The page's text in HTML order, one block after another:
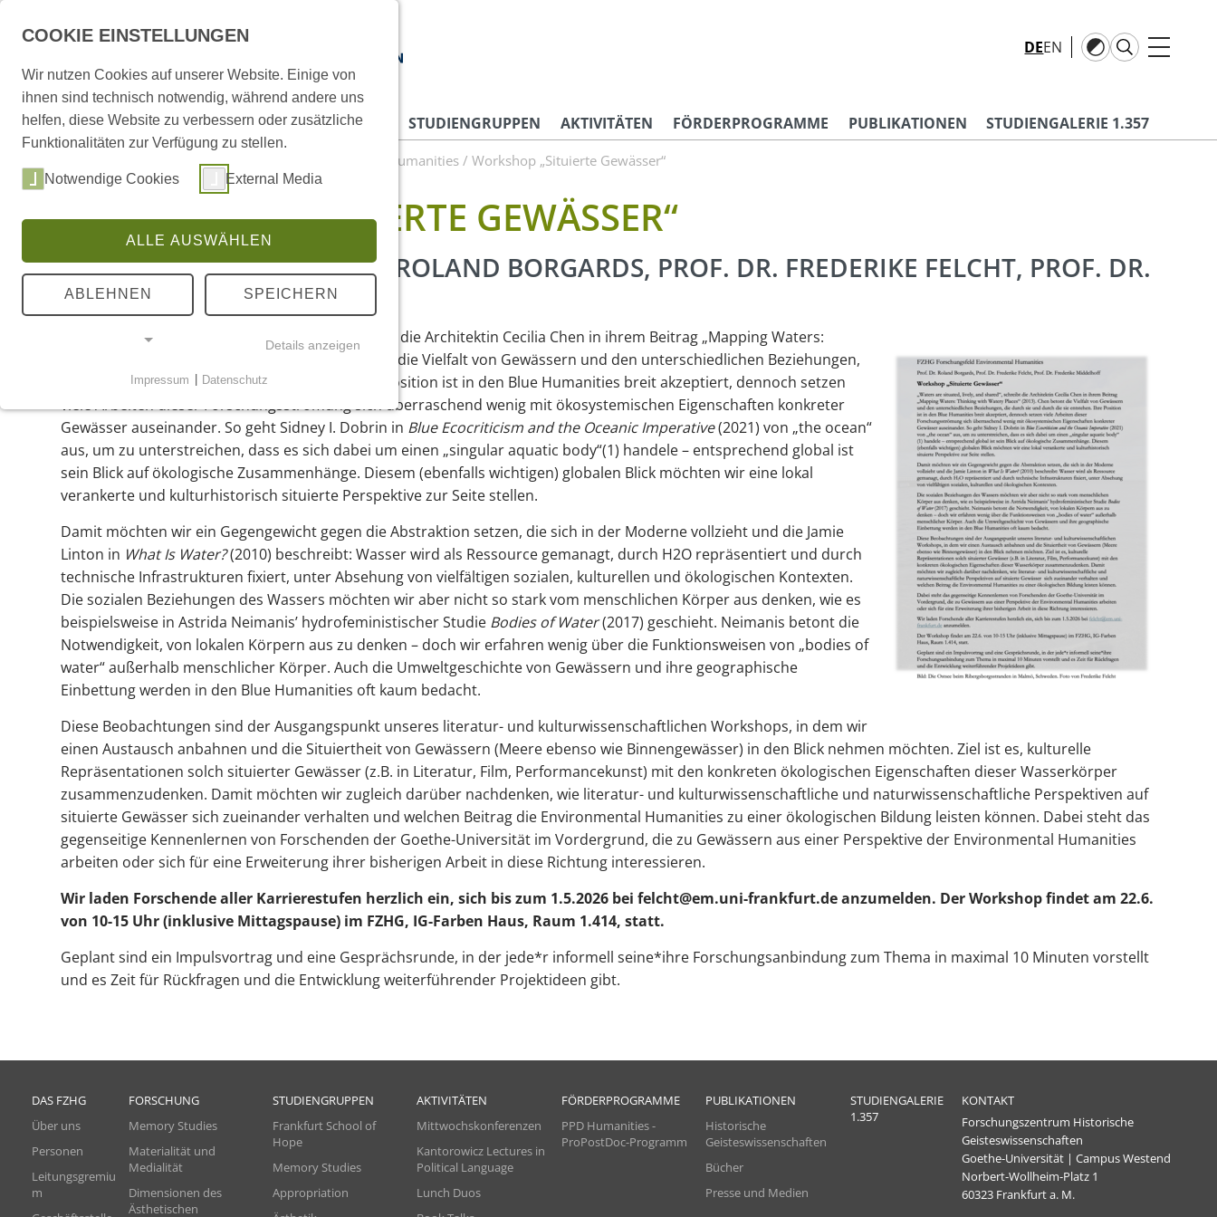
DEEN
DAS FZHG FORSCHUNG STUDIENGRUPPEN AKTIVITÄTEN FÖRDERPROGRAMME PUBLIKATIONEN STUDIENGALERIE 1.357
Startseite/Forschung Environmental Humanities / Workshop „Situierte Gewässer“
WORKSHOP „SITUIERTE GEWÄSSER“
ORGANISATION: PROF. DR. ROLAND BORGARDS, PROF. DR. FREDERIKE FELCHT, PROF. DR.
FREDERIKE MIDDELHOFF
„Waters are situated, lively, and shared“, schreibt die Architektin Cecilia Chen in ihrem Beitrag „Mapping Waters:
Thinking with Watery Places“ (2013). Chen betont die Vielfalt von Gewässern und den unterschiedlichen Beziehungen,
die durch sie und durch die sie entstehen. Ihre Position ist in den Blue Humanities breit akzeptiert, dennoch setzen
viele Arbeiten dieser Forschungsströmung sich überraschend wenig mit ökosystemischen Eigenschaften konkreter
Gewässer auseinander. So geht Sidney I. Dobrin in Blue Ecocriticism and the Oceanic Imperative(2021) von „the ocean“
aus, um zu unterstreichen, dass es sich dabei um einen „singular aquatic body“(1) handele – entsprechend global ist
sein Blick auf ökologische Zusammenhänge. Diesem (ebenfalls wichtigen) globalen Blick möchten wir eine lokal
verankerte und kulturhistorisch situierte Perspektive zur Seite stellen.
Damit möchten wir ein Gegengewicht gegen die Abstraktion setzen, die sich in der Moderne vollzieht und die Jamie
Linton in What Is Water?(2010) beschreibt: Wasser wird als Ressource gemanagt, durch H2O repräsentiert und durch
technische Infrastrukturen fixiert, unter Absehung von vielfältigen sozialen, kulturellen und ökologischen Kontexten.
Die sozialen Beziehungen des Wassers möchten wir aber nicht so stark vom menschlichen Körper aus denken, wie es
beispielsweise in Astrida Neimanis’ hydrofeministischer Studie Bodies of Water(2017) geschieht. Neimanis betont die
Notwendigkeit, von lokalen Körpern aus zu denken – doch wir erfahren wenig über die Funktionsweisen von „bodies of
water“ außerhalb menschlicher Körper. Auch die Umweltgeschichte von Gewässern und ihre geographische
Einbettung werden in den Blue Humanities oft kaum bedacht.
Diese Beobachtungen sind der Ausgangspunkt unseres literatur- und kulturwissenschaftlichen Workshops, in dem wir
einen Austausch anbahnen und die Situiertheit von Gewässern (Meere ebenso wie Binnengewässer) in den Blick nehmen möchten. Ziel ist es, kulturelle
Repräsentationen solch situierter Gewässer (z.B. in Literatur, Film, Performancekunst) mit den konkreten ökologischen Eigenschaften dieser Wasserkörper
zusammenzudenken. Damit möchten wir zugleich darüber nachdenken, wie literatur- und kulturwissenschaftliche und naturwissenschaftliche Perspektiven auf
situierte Gewässer sich zueinander verhalten und welchen Beitrag die Environmental Humanities zu einer ökologischen Bildung leisten können. Dabei steht das
gegenseitige Kennenlernen von Forschenden der Goethe-Universität im Vordergrund, die zu Gewässern aus einer Perspektive der Environmental Humanities
arbeiten oder sich für eine Erweiterung ihrer bisherigen Arbeit in diese Richtung interessieren.
Wir laden Forschende aller Karrierestufen herzlich ein, sich bis zum 1.5.2026 bei felcht@em.uni-frankfurt.de anzumelden. Der Workshop findet am 22.6.
von 10-15 Uhr (inklusive Mittagspause) im FZHG, IG-Farben Haus, Raum 1.414, statt.
Geplant sind ein Impulsvortrag und eine Gesprächsrunde, in der jede*r informell seine*ihre Forschungsanbindung zum Thema in maximal 10 Minuten vorstellt
und es Zeit für Rückfragen und die Entwicklung weiterführender Projektideen gibt.
DAS FZHG
Über uns
Personen
Leitungsgremiu
m
FORSCHUNG
Memory Studies
Materialität und
Medialität
Dimensionen des
Ästhetischen
STUDIENGRUPPEN
Frankfurt School of
Hope
Memory Studies
Appropriation
AKTIVITÄTEN
Mittwochskonferenzen
Kantorowicz Lectures in
Political Language
Lunch Duos
FÖRDERPROGRAMME
PPD Humanities -
ProPostDoc-Programm
PUBLIKATIONEN
Historische
Geisteswissenschaften
Bücher
Presse und Medien
STUDIENGALERIE
1.357
KONTAKT
Forschungszentrum Historische
Geisteswissenschaften
Goethe-Universität | Campus Westend
Norbert-Wollheim-Platz 1
60323 Frankfurt a. M.
COOKIE EINSTELLUNGEN
Wir nutzen Cookies auf unserer Website. Einige von
ihnen sind technisch notwendig, während andere uns
helfen, diese Website zu verbessern oder zusätzliche
Funktionalitäten zur Verfügung zu stellen.
Notwendige Cookies External Media
ALLE AUSWÄHLEN
ABLEHNEN SPEICHERN
Details anzeigen
Notwendige Cookies ermöglichen grundlegende
Funktionen und sind für die einwandfreie Funktion
der Website erforderlich.
Name:
Zweck:
Dieser Cookie speichert die
ausgewählten Einverständnis-
Optionen des Benutzers
Cookie
1 Jahr
EXTERNAL MEDIA
Um Inhalte von Videoplattformen und Social Media
Plattformen anzeigen zu können, werden von
YouTube
Vimeo
Impressum Datenschutz